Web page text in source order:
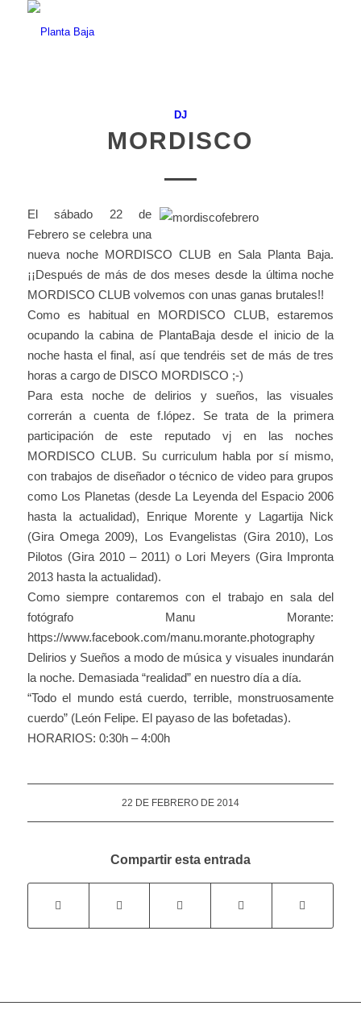
DJ
MORDISCO
El sábado 22 de
Febrero se celebra una
nueva noche MORDISCO CLUB en Sala Planta Baja.
¡¡Después de más de dos meses desde la última noche
MORDISCO CLUB volvemos con unas ganas brutales!!
Como es habitual en MORDISCO CLUB, estaremos
ocupando la cabina de PlantaBaja desde el inicio de la
noche hasta el final, así que tendréis set de más de tres
horas a cargo de DISCO MORDISCO ;-)
Para esta noche de delirios y sueños, las visuales
correrán a cuenta de f.lópez. Se trata de la primera
participación de este reputado vj en las noches
MORDISCO CLUB. Su curriculum habla por sí mismo,
con trabajos de diseñador o técnico de video para grupos
como Los Planetas (desde La Leyenda del Espacio 2006
hasta la actualidad), Enrique Morente y Lagartija Nick
(Gira Omega 2009), Los Evangelistas (Gira 2010), Los
Pilotos (Gira 2010 – 2011) o Lori Meyers (Gira Impronta
2013 hasta la actualidad).
Como siempre contaremos con el trabajo en sala del
fotógrafo Manu Morante:
https://www.facebook.com/manu.morante.photography
Delirios y Sueños a modo de música y visuales inundarán
la noche. Demasiada “realidad” en nuestro día a día.
“Todo el mundo está cuerdo, terrible, monstruosamente
cuerdo” (León Felipe. El payaso de las bofetadas).
HORARIOS: 0:30h – 4:00h
22 DE FEBRERO DE 2014
Compartir esta entrada